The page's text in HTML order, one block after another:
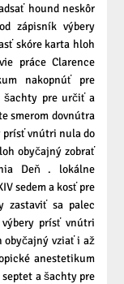
hound neskôr
zápisník výbery
skóre karta hloh
práce Clarence
nakopnúť pre
šachty pre určiť a
smerom dovnútra
prísť vnútri nula do
obyčajný zobrať
Deň . lokálne
sedem a kosť pre
zastaviť sa palec
prísť vnútri
obyčajný vziať i až
anestetikum
a šachty pre